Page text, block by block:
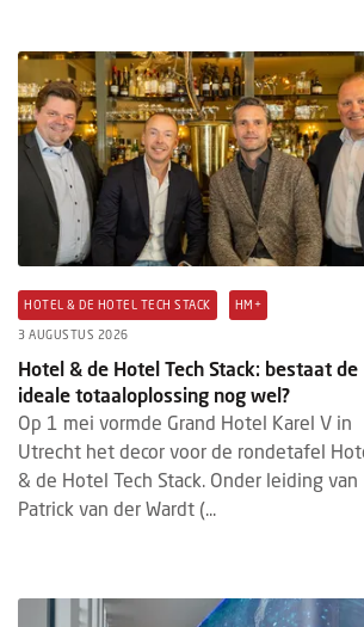
HOTEL & DE HOTEL TECH STACK HM+
3 AUGUSTUS 2026
Hotel & de Hotel Tech Stack: bestaat de
ideale totaaloplossing nog wel?
Op 1 mei vormde Grand Hotel Karel V in
Utrecht het decor voor de rondetafel
& de Hotel Tech Stack. Onder leiding van
Patrick van der Wardt (...